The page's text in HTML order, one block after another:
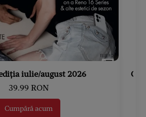
iulie/august 2026
39.99 RON
Cumpără acum